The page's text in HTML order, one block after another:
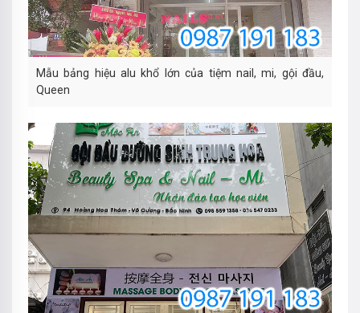
Mẫu bảng hiệu alu khổ lớn của tiệm nail, mi, gội đầu,
Queen